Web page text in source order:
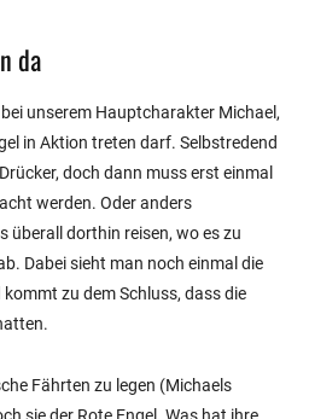
da
unserem Hauptcharakter Michael,
in Aktion treten darf. Selbstredend
doch dann muss erst einmal
werden. Oder anders
überall dorthin reisen, wo es zu
Dabei sieht man noch einmal die
zu dem Schluss, dass die
Fährten zu legen (Michaels